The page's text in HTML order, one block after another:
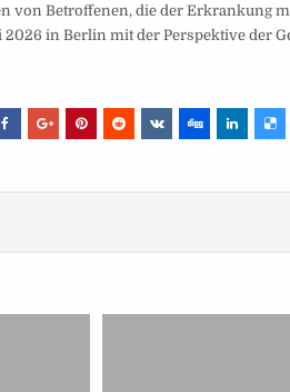
von Betroffenen, die der Erkrankung
in Berlin mit der Perspektive der